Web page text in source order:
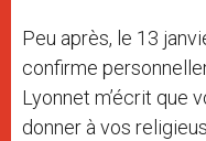
Peu après, le 13
confirme
Lyonnet m’écrit que
donner à vos